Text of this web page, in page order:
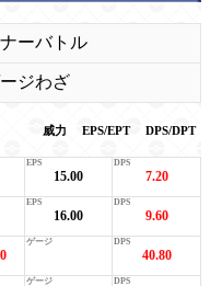
ナーバトル
ジわざ
威力 EPS/EPT DPS/DPT
15.00 7.20
16.00 9.60
40.80